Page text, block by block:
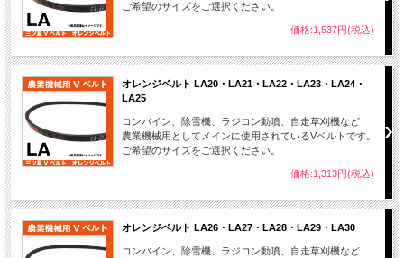
ご希望のサイズをご選択ください。
価格:1,537円(税込)
オレンジベルト LA20・LA21・LA22・LA23・LA24・
LA25
コンバイン、除雪機、ラジコン動噴、自走草刈機など
農業機械用としてメインに使用されているVベルトです。
ご希望のサイズをご選択ください。
価格:1,313円(税込)
オレンジベルト LA26・LA27・LA28・LA29・LA30
コンバイン、除雪機、ラジコン動噴、自走草刈機など